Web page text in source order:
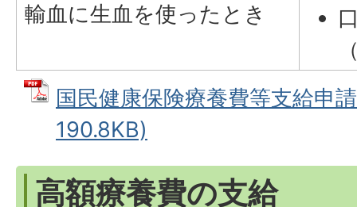
輸血に生血を使ったとき
国民健康保険療養費等支給申
190.8KB)
高額療養費の支給